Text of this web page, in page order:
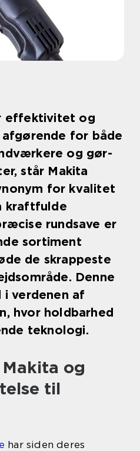
effektivitet og
for både
og gør-
står Makita
for kvalitet
kraftfulde
rundsave er
sortiment
de skrappeste
Denne
i verdenen af
hvor holdbarhed
teknologi.
og
til
har siden deres